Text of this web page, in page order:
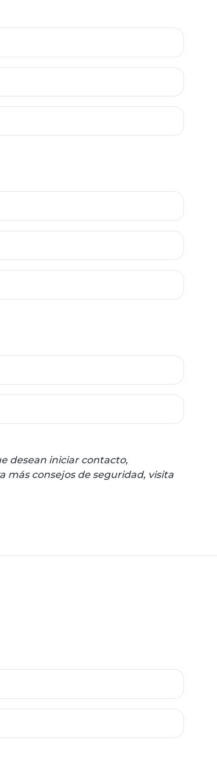
desean iniciar contacto,
consejos de seguridad, visita